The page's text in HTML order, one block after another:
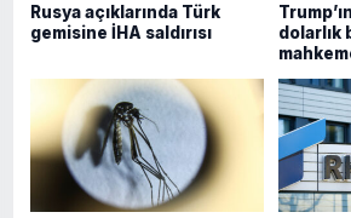
Rusya açıklarında Türk
gemisine İHA saldırısı
dolarlık